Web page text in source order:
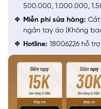
500.000, 1.000.000,
Miễn phí sửa hàng:
ngắn tay áo (Không
Hotline: 18006226 hỗ